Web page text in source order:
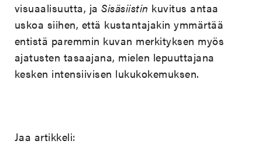
visuaalisuutta, jaSisäsiistin kuvitus antaa
uskoa siihen, että kustantajakin ymmärtää
entistä paremmin kuvan merkityksen myös
ajatusten tasaajana, mielen lepuuttajana
kesken intensiivisen lukukokemuksen.
Jaa artikkeli: